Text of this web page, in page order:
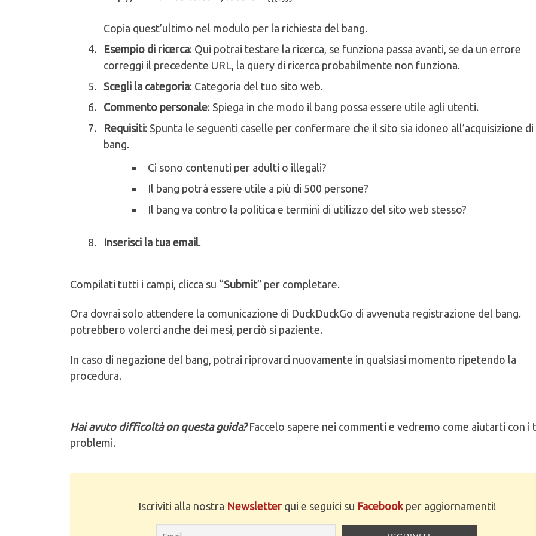
Copia quest’ultimo nel modulo per la richiesta del bang.
Esempio di ricerca: Qui potrai testare la ricerca, se funziona passa avanti, se da un errore
correggi il precedente URL, la query di ricerca probabilmente non funziona.
Scegli la categoria: Categoria del tuo sito web.
Commento personale: Spiega in che modo il bang possa essere utile agli utenti.
Requisiti: Spunta le seguenti caselle per confermare che il sito sia idoneo all’acquisizione di
bang.
Ci sono contenuti per adulti o illegali?
Il bang potrà essere utile a più di 500 persone?
Il bang va contro la politica e termini di utilizzo del sito web stesso?
Inserisci la tua email.
Compilati tutti i campi, clicca su “Submit” per completare.
Ora dovrai solo attendere la comunicazione di DuckDuckGo di avvenuta registrazione del bang.
potrebbero volerci anche dei mesi, perciò si paziente.
In caso di negazione del bang, potrai riprovarci nuovamente in qualsiasi momento ripetendo la
procedura.
Hai avuto difficoltà on questa guida?Faccelo sapere nei commenti e vedremo come aiutarti con i
problemi.
Iscriviti alla nostra Newsletterqui e seguici su Facebookper aggiornamenti!